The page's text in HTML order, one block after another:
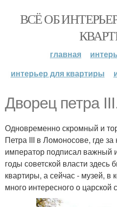
ВСЁ ОБ
главная
интерьер для квартиры
Дворец петра
Одновременно скромный и
Петра III в Ломоносове, где за
император подписал важный
годы советской власти
квартиры, а сейчас - музей, в
много интересного о царской